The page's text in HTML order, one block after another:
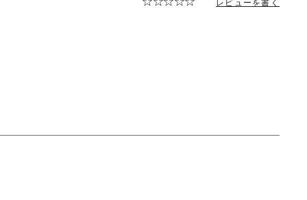
レビューを書く